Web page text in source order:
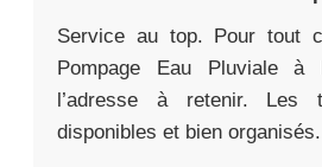
Service au top. Pour tout
Pompage Eau Pluviale à
l’adresse à retenir. Les
disponibles et bien organisés.